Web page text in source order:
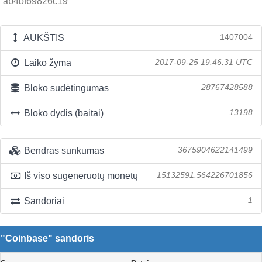
AUKŠTIS 1407004
Laiko žyma 2017-09-25 19:46:31 UTC
Bloko sudėtingumas 28767428588
Bloko dydis (baitai) 13198
Bendras sunkumas 3675904622141499
Iš viso sugeneruotų monetų 15132591.564226701856
Sandoriai 1
"Coinbase" sandoris